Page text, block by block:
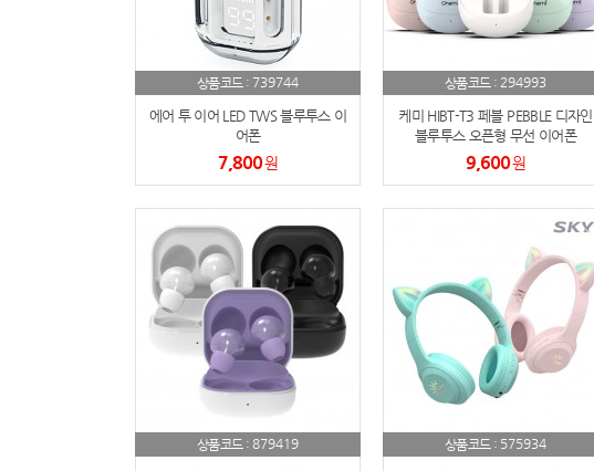
AP-100052
28 AP-100150
29 AP-100084
30
AP-100062
4 수건
6 양심판촉
상품코드 : 739744
에어 투 이어 LED TWS 블루투스 이
어폰
7,800원
상품코드 : 294993
케미 HIBT-T3 페블 PEBBLE 디자인
블루투스 오픈형 무선 이어폰
9,600원
상품코드 : 879419 상품코드 : 575934